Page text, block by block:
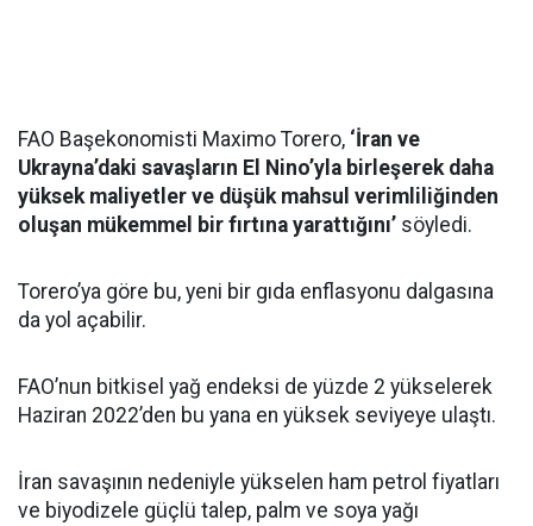
FAO Başekonomisti Maximo Torero, ‘İran ve
Ukrayna’daki savaşların El Nino’yla birleşerek daha
yüksek maliyetler ve düşük mahsul verimliliğinden
oluşan mükemmel bir fırtına yarattığını’ söyledi.
Torero’ya göre bu, yeni bir gıda enflasyonu dalgasına
da yol açabilir.
FAO’nun bitkisel yağ endeksi de yüzde 2 yükselerek
Haziran 2022’den bu yana en yüksek seviyeye ulaştı.
İran savaşının nedeniyle yükselen ham petrol fiyatları
ve biyodizele güçlü talep, palm ve soya yağı